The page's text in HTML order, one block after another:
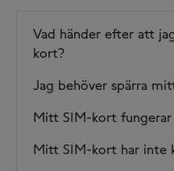
Vad händer efter att
kort?
Jag behöver spärra
Mitt SIM-kort
Mitt SIM-kort har inte